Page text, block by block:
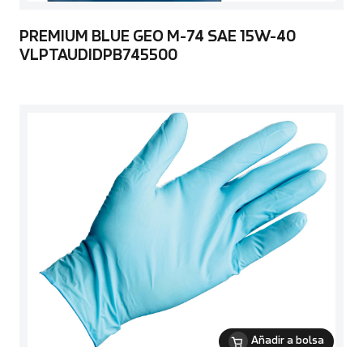
PREMIUM BLUE GEO M-74 SAE 15W-40
VLPTAUDIDPB745500
Añadir a bolsa